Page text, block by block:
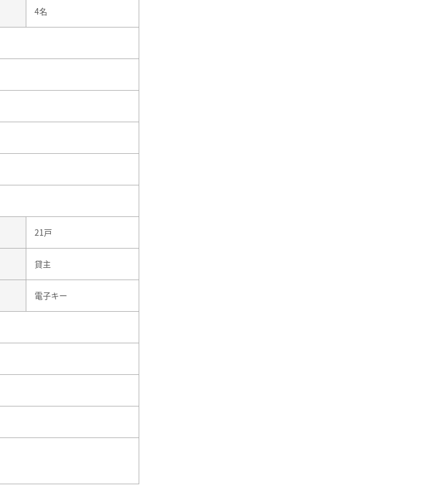
4名
21戸
貸主
電子キー